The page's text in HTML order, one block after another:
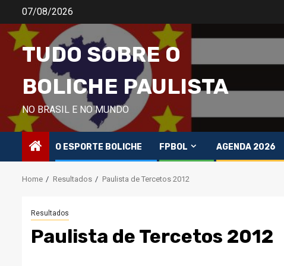
content
07/08/2026
TUDO SOBRE O
BOLICHE PAULISTA
NO BRASIL E NO MUNDO
O ESPORTE BOLICHE FPBOL AGENDA 2026
Home Resultados Paulista de Tercetos 2012
Resultados
Paulista de Tercetos 2012